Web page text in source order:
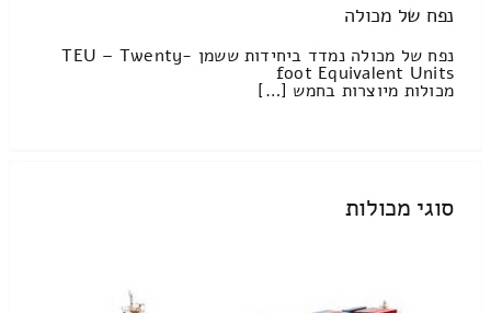
נפח של מכולה
נפח של מכולה נמדד ביחידות ששמן TEU – Twenty-
foot Equivalent Units
מכולות מיוצרות בחמש […]
סוגי מכולות